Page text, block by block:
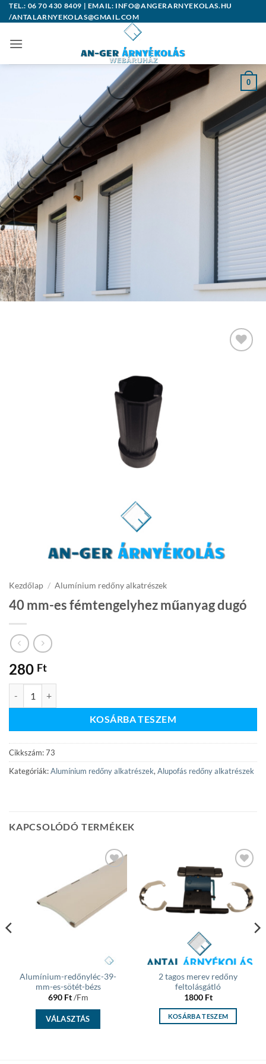
Skip
to
TEL.: 06 70 430 8409 | EMAIL: INFO@ANGERARNYEKOLAS.HU
/ANTALARNYEKOLAS@GMAIL.COM
0
Kezdőlap / Alumínium redőny alkatrészek
40 mm-es fémtengelyhez műanyag dugó
280 Ft
KOSÁRBA TESZEM
Cikkszám:73
Kategóriák:Alumínium redőny alkatrészek,Alupofás redőny alkatrészek
KAPCSOLÓDÓ TERMÉKEK
Alumínium-redőnyléc-39-
mm-es-sötét-bézs
690 Ft/Fm
VÁLASZTÁS
wishlist
2 tagos merev redőny
feltolásgátló
1800 Ft
KOSÁRBA TESZEM